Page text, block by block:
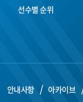
선수별 순위
안내사항 아카이브